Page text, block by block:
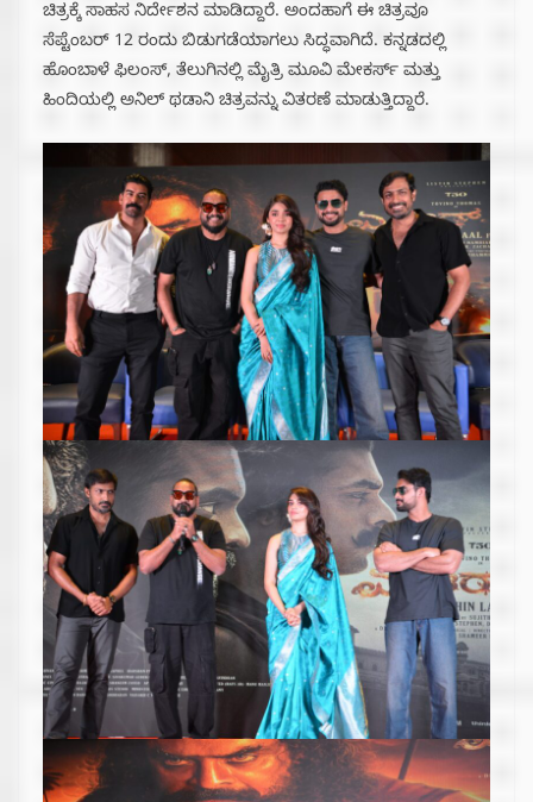
ಚಿತ್ರಕ್ಕೆ ಸಾಹಸ ನಿರ್ದೇಶನ ಮಾಡಿದ್ದಾರೆ. ಅಂದಹಾಗೆ ಈ ಚಿತ್ರವೂ
ಸೆಪ್ಟೆಂಬರ್ 12 ರಂದು ಬಿಡುಗಡೆಯಾಗಲು ಸಿದ್ಧವಾಗಿದೆ. ಕನ್ನಡದಲ್ಲಿ
ಹೊಂಬಾಳೆ ಫಿಲಂಸ್‌, ತೆಲುಗಿನಲ್ಲಿ ಮೈತ್ರಿ ಮೂವಿ ಮೇಕರ್ಸ್‌ ಮತ್ತು
ಹಿಂದಿಯಲ್ಲಿ ಅನಿಲ್ ಥಡಾನಿ ಚಿತ್ರವನ್ನು ವಿತರಣೆ ಮಾಡುತ್ತಿದ್ದಾರೆ.